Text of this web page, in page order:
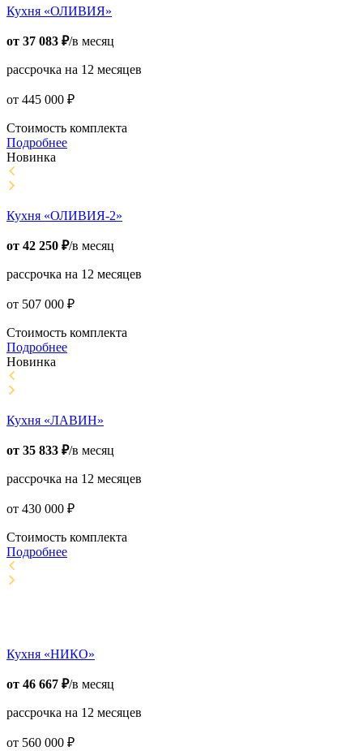
Кухня «ОЛИВИЯ»
от 37 083 ₽/в месяц
рассрочка на 12 месяцев
от 445 000 ₽
Стоимость комплекта
Подробнее
Новинка
Кухня «ОЛИВИЯ-2»
от 42 250 ₽/в месяц
рассрочка на 12 месяцев
от 507 000 ₽
Стоимость комплекта
Подробнее
Новинка
Кухня «ЛАВИН»
от 35 833 ₽/в месяц
рассрочка на 12 месяцев
от 430 000 ₽
Стоимость комплекта
Подробнее
Кухня «НИКО»
от 46 667 ₽/в месяц
рассрочка на 12 месяцев
от 560 000 ₽